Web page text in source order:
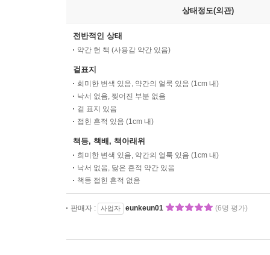
상태정도(외관)
전반적인 상태
약간 헌 책 (사용감 약간 있음)
겉표지
희미한 변색 있음, 약간의 얼룩 있음 (1cm 내)
낙서 없음, 찢어진 부분 없음
겉 표지 있음
접힌 흔적 있음 (1cm 내)
책등, 책배, 책아래위
희미한 변색 있음, 약간의 얼룩 있음 (1cm 내)
낙서 없음, 닳은 흔적 약간 있음
책등 접힌 흔적 없음
판매자 : 사업자 eunkeun01 (6명 평가)